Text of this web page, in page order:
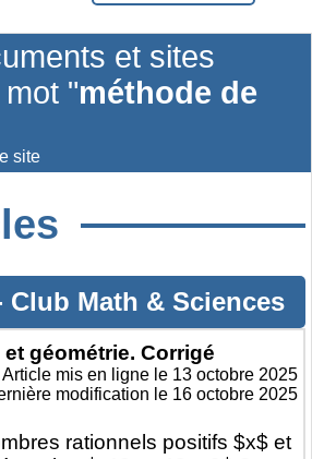
et sites
"méthode de
site
Club Math & Sciences
géométrie. Corrigé
rationnels positifs $x$ et
Article mis en ligne le 13 octobre 2025
modification le 16 octobre 2025